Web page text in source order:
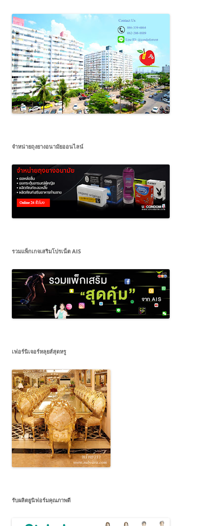
จำหน่ายถุงยางอนามัยออนไลน์
รวมแพ็กเกจเสริมโปรเน็ต AIS
เฟอร์นิเจอร์หลุยส์สุดหรู
รับผลิตยูนิฟอร์มคุณภาพดี